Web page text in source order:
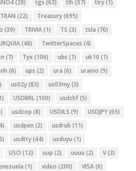
(28) tgs (63) tlh (37) tlry(1)
TRAN (22) Treasury(695)
(39) TRIVIA(1) TS (3) tsla (70)
(48) TwitterSpaces (4)
(7) Tyx (106) ubs (1) uk10 (1)
(6) ups (2) ura (6) uranio (9)
us02y(83) us03my(3)
USDBRL(100) usdchf(5)
usdcop (8) USDILS (9) USDJPY(65)
usdpen (2) usdrub (11)
usdtry(44) usduyu (1)
USO (12) uup (2) uuuu (2) V(3)
(1) video (200) VISA(6)